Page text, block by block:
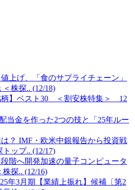
上げ、「食のサプライチェーン」
株探.. (12/18)
柄】ベスト30 ＜割安株特集＞ 12
当金を作った2つの技と「25年ルー
？ IMF・欧米中銀報告から投資戦
ップ.. (12/17)
階へ開発加速の量子コンピュータ
探.. (12/16)
年3月期【業績上振れ】候補〔第2